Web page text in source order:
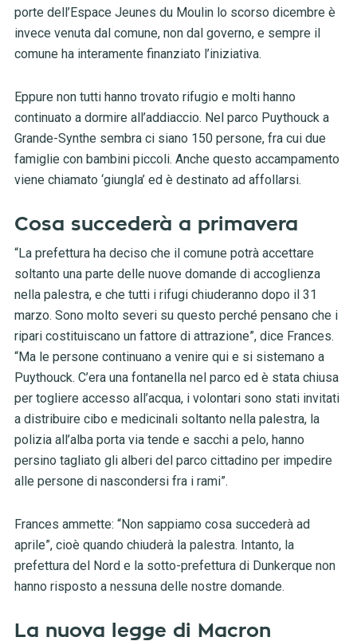
porte dell’Espace Jeunes du Moulin lo scorso dicembre è
invece venuta dal comune, non dal governo, e sempre il
comune ha interamente finanziato l’iniziativa.
Eppure non tutti hanno trovato rifugio e molti hanno
continuato a dormire all’addiaccio. Nel parco Puythouck a
Grande-Synthe sembra ci siano 150 persone, fra cui due
famiglie con bambini piccoli. Anche questo accampamento
viene chiamato ‘giungla’ ed è destinato ad affollarsi.
Cosa succederà a primavera
“La prefettura ha deciso che il comune potrà accettare
soltanto una parte delle nuove domande di accoglienza
nella palestra, e che tutti i rifugi chiuderanno dopo il 31
marzo. Sono molto severi su questo perché pensano che i
ripari costituiscano un fattore di attrazione”, dice Frances.
“Ma le persone continuano a venire qui e si sistemano a
Puythouck. C’era una fontanella nel parco ed è stata chiusa
per togliere accesso all’acqua, i volontari sono stati invitati
a distribuire cibo e medicinali soltanto nella palestra, la
polizia all’alba porta via tende e sacchi a pelo, hanno
persino tagliato gli alberi del parco cittadino per impedire
alle persone di nascondersi fra i rami”.
Frances ammette: “Non sappiamo cosa succederà ad
aprile”, cioè quando chiuderà la palestra. Intanto, la
prefettura del Nord e la sotto-prefettura di Dunkerque non
hanno risposto a nessuna delle nostre domande.
La nuova legge di Macron